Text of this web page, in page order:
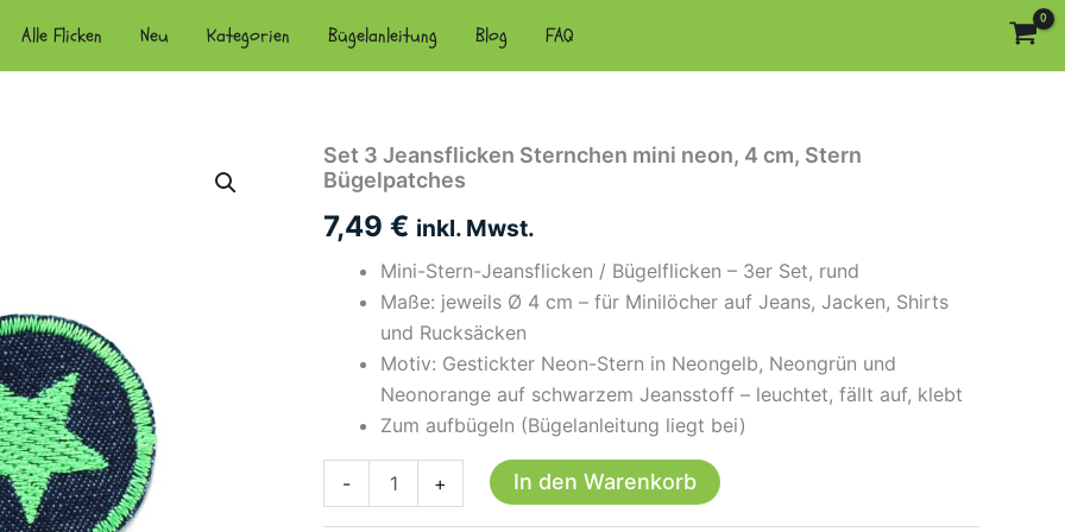
Alle Flicken Neu Kategorien Bügelanleitung Blog FAQ
Set 3 Jeansflicken Sternchen mini neon, 4 cm, Stern
Bügelpatches
7,49 € inkl. Mwst.
Mini-Stern-Jeansflicken / Bügelflicken – 3er Set, rund
Maße: jeweils Ø 4 cm – für Minilöcher auf Jeans, Jacken, Shirts
und Rucksäcken
Motiv: Gestickter Neon-Stern in Neongelb, Neongrün und
Neonorange auf schwarzem Jeansstoff – leuchtet, fällt auf, klebt
Zum aufbügeln (Bügelanleitung liegt bei)
- + In den Warenkorb